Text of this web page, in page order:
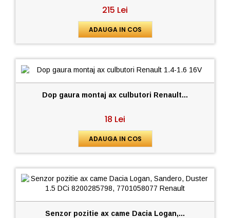
215 Lei
ADAUGA IN COS
Dop gaura montaj ax culbutori Renault...
18 Lei
ADAUGA IN COS
Senzor pozitie ax came Dacia Logan,...